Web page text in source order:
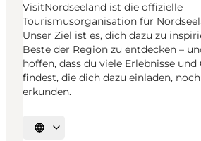
VisitNordseeland ist die offizielle
Tourismusorganisation für
Unser Ziel ist es, dich dazu zu
Beste der Region zu entdecken –
hoffen, dass du viele Erlebnisse und
findest, die dich dazu einladen,
erkunden.
Sprache auswählen